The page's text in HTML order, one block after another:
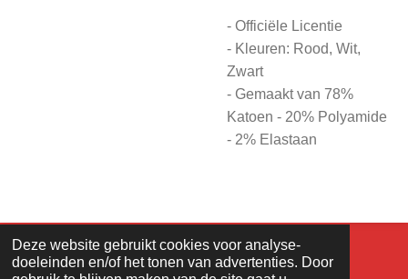
Deze website gebruikt cookies voor analyse-
doeleinden en/of het tonen van advertenties. Door
- Officiële Licentie
- Kleuren: Rood, Wit,
Zwart
- Gemaakt van 78%
Katoen - 20% Polyamide
- 2% Elastaan
© LS-tradingcardgames 2020. Design - Justin.